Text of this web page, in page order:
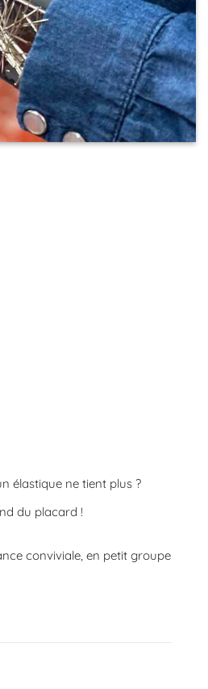
élastique ne tient plus ?
du placard !
conviviale, en petit groupe